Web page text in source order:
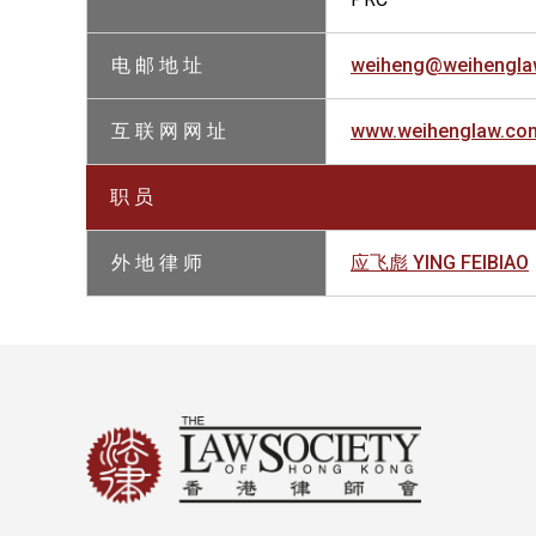
电 邮 地 址
互 联 网 网 址
职 员
外 地 律 师 应飞彪 YING FEIBIAO